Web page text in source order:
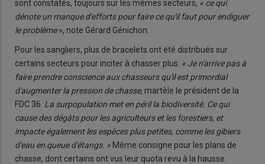
sont constatés, toujours sur les mêmes secteurs, « ce qui
dénote un manque d'efforts pour faire ce qu'il faut pour endiguer
le problème», note Gérard Génichon.
Pour les sangliers, plus de bracelets ont été distribués sur
certains secteurs pour inciter à chasser plus. « Je n'arrive pas à
faire prendre conscience aux chasseurs qu'il est primordial
d'augmenter la pression de chasse, martèle le président de la
FDC 36. La surpopulation met en péril la biodiversité. Ce qui
cause des dégâts pour les agriculteurs et les forestiers, et
impacte également les espèces plus petites, comme les gibiers
d'eau en queue d'étangs. » Même consigne pour les plans de
chasse, dont certains ont vus leur quota revu à la hausse.